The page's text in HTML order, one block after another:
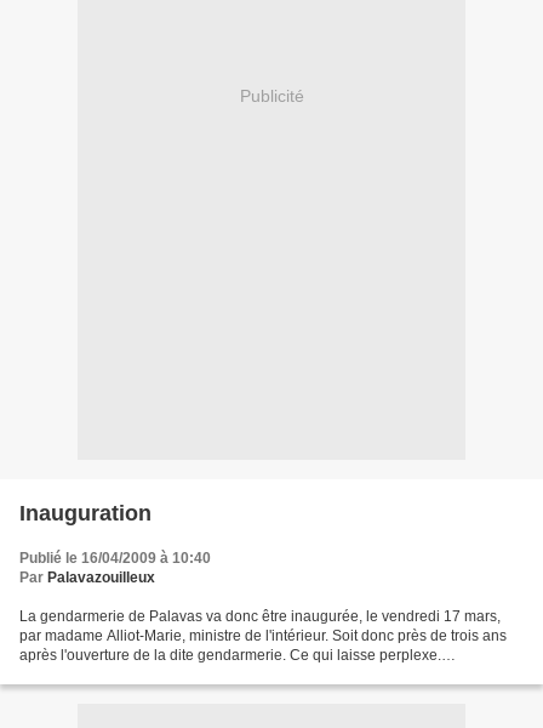
Publicité
Inauguration
Publié le 16/04/2009 à 10:40
Par Palavazouilleux
La gendarmerie de Palavas va donc être inaugurée, le vendredi 17 mars,
par madame Alliot-Marie, ministre de l'intérieur. Soit donc près de trois ans
après l'ouverture de la dite gendarmerie. Ce qui laisse perplexe.